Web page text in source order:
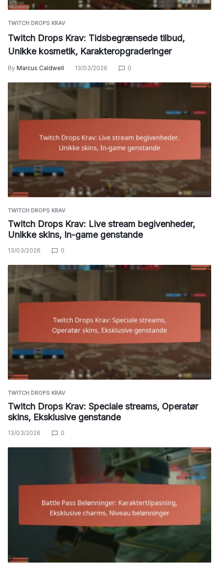
TWITCH DROPS KRAV
Twitch Drops Krav: Tidsbegrænsede tilbud,
Unikke kosmetik, Karakteropgraderinger
By Marcus Caldwell 13/03/2026 0
TWITCH DROPS KRAV
Twitch Drops Krav: Live stream begivenheder,
Unikke skins, In-game genstande
13/03/2026 0
TWITCH DROPS KRAV
Twitch Drops Krav: Speciale streams, Operatør
skins, Eksklusive genstande
13/03/2026 0